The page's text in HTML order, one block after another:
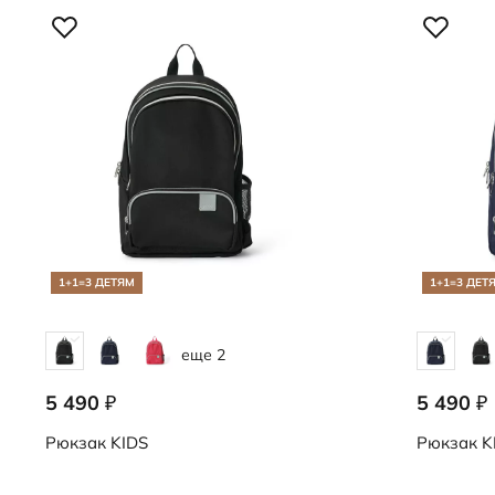
1+1=3 ДЕТЯМ
еще 2
5 490 ₽
9108251/90000
Рюкзак KIDS
1+1=3
5 490 ₽
9108251/
Рюкзак